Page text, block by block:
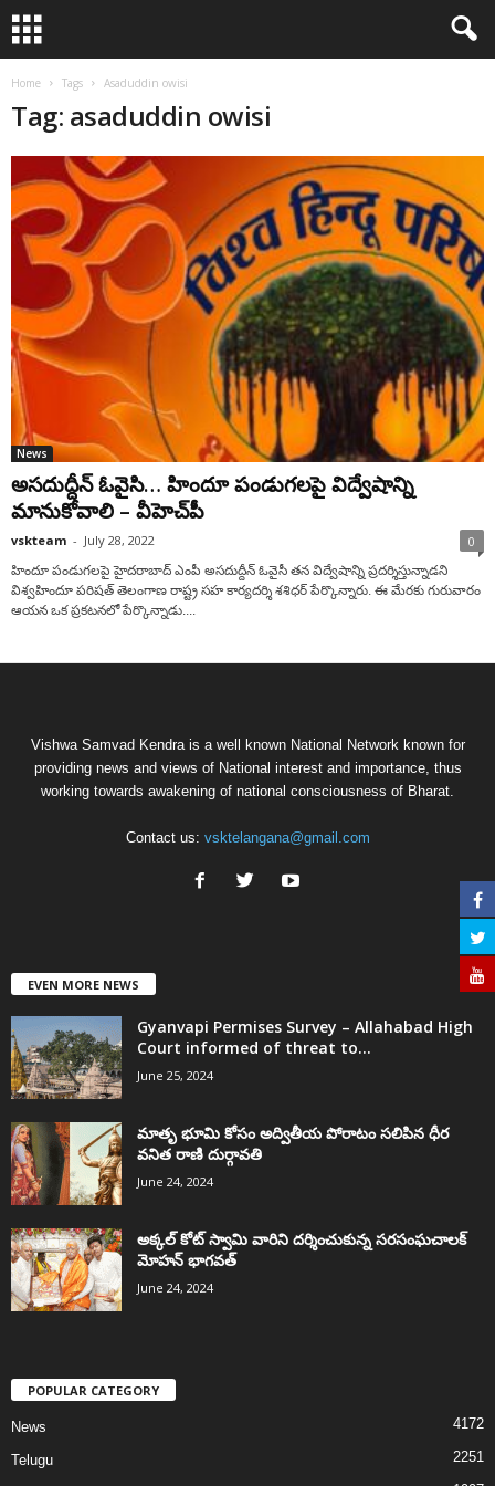
Home Tags Asaduddin owisi
Tag: asaduddin owisi
News
అసదుద్దీన్ ఓవైసి… హిందూ పండుగలపై విద్వేషాన్ని
మానుకోవాలి – వీహెచ్‌పీ
vskteam - July 28, 2022 0
హిందూ పండుగ‌ల‌పై హైద‌రాబాద్ ఎంపీ అస‌దుద్దీన్ ఓవైసీ త‌న విద్వేషాన్ని ప్ర‌ద‌ర్శిస్తున్నాడ‌ని
విశ్వ‌హిందూ ప‌రిష‌త్ తెలంగాణ రాష్ట్ర స‌హ కార్య‌ద‌ర్శి శ‌శిధ‌ర్ పేర్కొన్నారు. ఈ మేర‌కు గురువారం
ఆయ‌న ఒక ప్ర‌క‌ట‌న‌లో పేర్కొన్నాడు....
Vishwa Samvad Kendra is a well known National Network known for
providing news and views of National interest and importance, thus
working towards awakening of national consciousness of Bharat.
Contact us: vsktelangana@gmail.com
EVEN MORE NEWS
Gyanvapi Permises Survey – Allahabad High
Court informed of threat to...
June 25, 2024
మాతృ భూమి కోసం అద్వితీయ పోరాటం సలిపిన ధీర
వనిత రాణి దుర్గావతి
June 24, 2024
అక్కల్‌ కోట్‌ స్వామి వారిని దర్శించుకున్న సరసంఘచాలక్
మోహన్ భాగవత్
June 24, 2024
POPULAR CATEGORY
News 4172
Telugu 2251